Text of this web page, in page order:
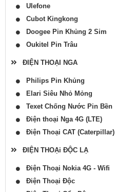
Ulefone
Cubot Kingkong
Doogee Pin Khủng 2 Sim
Oukitel Pin Trâu
ĐIỆN THOẠI NGA
Philips Pin Khủng
Elari Siêu Nhỏ Mỏng
Texet Chống Nước Pin Bền
Điện thoại Nga 4G (LTE)
Điện Thoại CAT (Caterpillar)
ĐIỆN THOẠi ĐỘC LẠ
Điện Thoại Nokia 4G - Wifi
Điện Thoại Độc